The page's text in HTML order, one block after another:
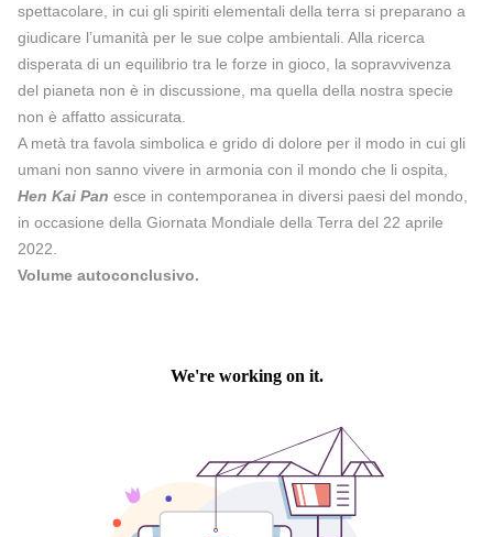
spettacolare, in cui gli spiriti elementali della terra si preparano a
giudicare l’umanità per le sue colpe ambientali. Alla ricerca
disperata di un equilibrio tra le forze in gioco, la sopravvivenza
del pianeta non è in discussione, ma quella della nostra specie
non è affatto assicurata.
A metà tra favola simbolica e grido di dolore per il modo in cui gli
umani non sanno vivere in armonia con il mondo che li ospita,
Hen Kai Pan esce in contemporanea in diversi paesi del mondo,
in occasione della Giornata Mondiale della Terra del 22 aprile
2022.
Volume autoconclusivo.